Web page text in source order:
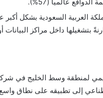
العربية السعودية بشكل أكبر
لمنطقة وسط الخليج في
إلى تطبيقه على نطاق